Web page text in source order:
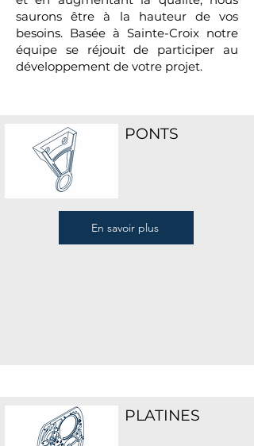
saurons être à la hauteur de vos
besoins. Basée à Sainte-Croix notre
équipe se réjouit de participer au
développement de votre projet.
PONTS
En savoir plus
PLATINES